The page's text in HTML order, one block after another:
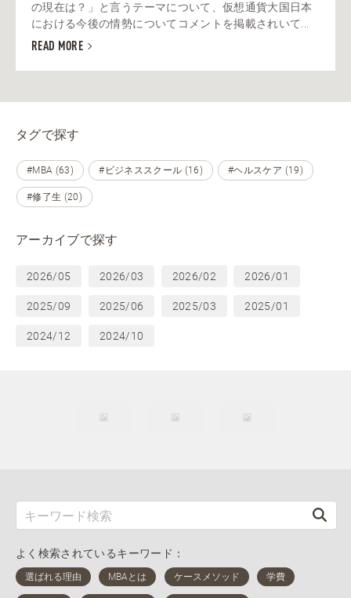
の現在は？」と言うテーマについて、仮想通貨大国日本
における今後の情勢についてコメントを掲載されいて...
READ MORE
タグで探す
#MBA (63) #ビジネススクール (16) #ヘルスケア (19)
#修了生 (20)
アーカイブで探す
2026/05 2026/03 2026/02 2026/01
2025/09 2025/06 2025/03 2025/01
2024/12 2024/10
よく検索されているキーワード：